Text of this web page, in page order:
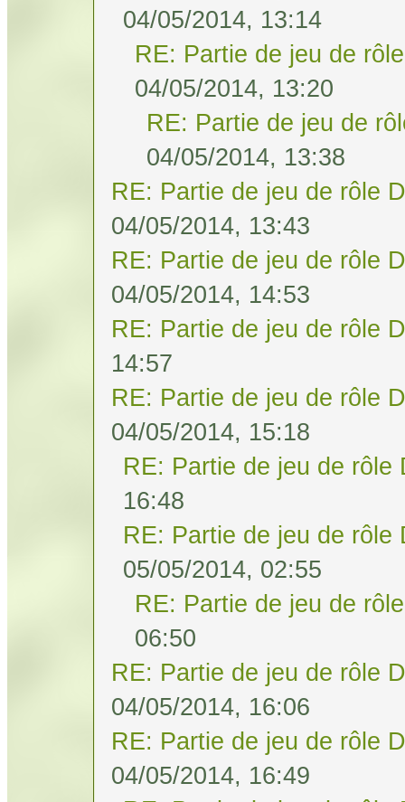
04/05/2014, 13:14
RE: Partie de jeu de
04/05/2014, 13:20
RE: Partie de jeu de
04/05/2014, 13:38
RE: Partie de jeu de rôle
04/05/2014, 13:43
RE: Partie de jeu de rôle
04/05/2014, 14:53
RE: Partie de jeu de rôle
14:57
RE: Partie de jeu de rôle
04/05/2014, 15:18
RE: Partie de jeu de rôle
16:48
RE: Partie de jeu de rôle
05/05/2014, 02:55
RE: Partie de jeu de
06:50
RE: Partie de jeu de rôle
04/05/2014, 16:06
RE: Partie de jeu de rôle
04/05/2014, 16:49